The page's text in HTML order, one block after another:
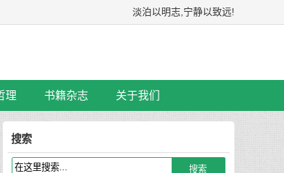
淡泊以明志,宁静以致远!
理 书籍杂志 关于我们
搜索